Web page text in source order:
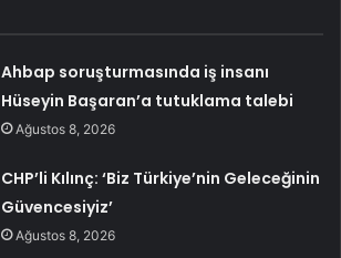
Ahbap soruşturmasında iş insanı
Hüseyin Başaran’a tutuklama talebi
Ağustos 8, 2026
CHP’li Kılınç: ‘Biz Türkiye’nin Geleceğinin
Güvencesiyiz’
Ağustos 8, 2026